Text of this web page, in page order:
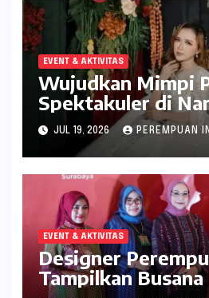
EVENT & AKTIVITAS
Wujudkan Mimpi
Spektakuler di
Surabaya
JUL 19, 2026 PEREMPUAN
EVENT & AKTIVITAS
Designer
Tampilkan